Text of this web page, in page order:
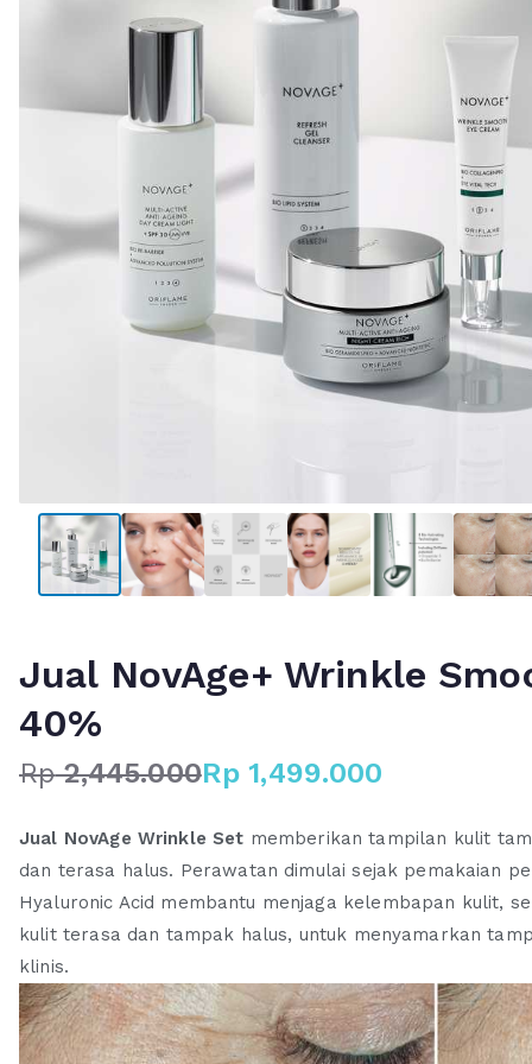
Jual NovAge+ Wrinkle
40%
Rp2,445.000
H
r
g
a
a
s
l
i
n
Rp 1,499.000
H
r
g
a
s
a
a
t
Jual NovAge Wrinkle Set memberikan tampilan kulit
dan terasa halus. Perawatan dimulai sejak pemakaian
Hyaluronic Acid membantu menjaga kelembapan kulit,
kulit terasa dan tampak halus, untuk menyamarkan
klinis.